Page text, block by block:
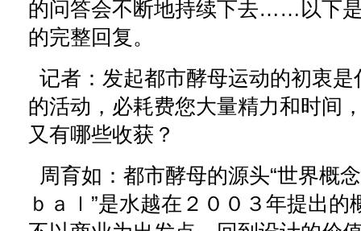
的问答会不断地持续下去……以下
的完整回复。
记者：发起都市酵母运动的初衷
的活动，必耗费您大量精力和时间
又有哪些收获？
周育如：都市酵母的源头“世界概
ｂａｌ”是水越在２００３年提出